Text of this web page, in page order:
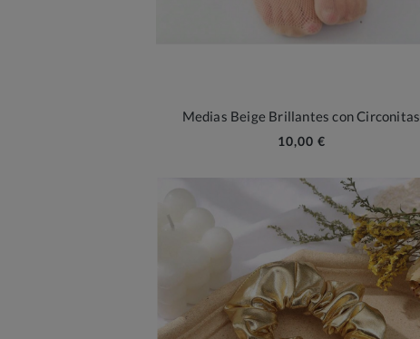
Medias Beige Brillantes con Circonitas
10,00 €